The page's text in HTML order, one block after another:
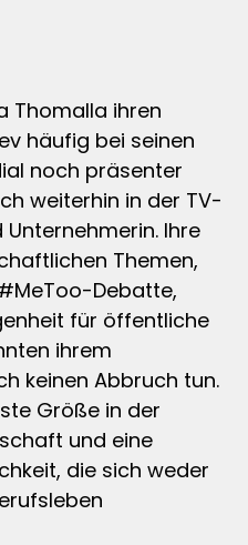
Thomalla ihren
häufig bei seinen
noch präsenter
weiterhin in der TV-
Ihre
Themen,
Debatte,
für öffentliche
ihrem
keinen Abbruch tun.
Größe in der
und eine
die sich weder